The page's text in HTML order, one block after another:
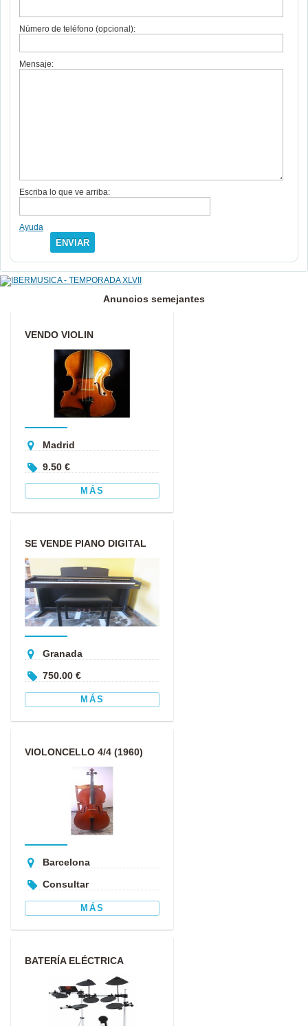
Número de teléfono (opcional):
Mensaje:
Escriba lo que ve arriba:
Ayuda
ENVIAR
Anuncios semejantes
VENDO VIOLIN
Madrid
9.50 €
MÁS
SE VENDE PIANO DIGITAL
CLAVINOVA
Granada
750.00 €
MÁS
VIOLONCELLO 4/4 (1960)
GAMA MEDIA ALTA
Barcelona
Consultar
MÁS
BATERÍA ELÉCTRICA
YAMAHA DTXPLORER